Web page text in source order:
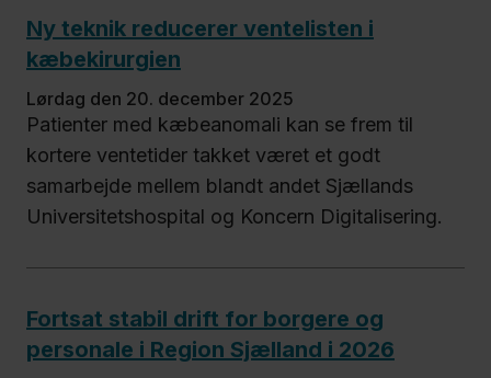
Ny teknik reducerer ventelisten i
kæbekirurgien
lørdag den 20. december 2025
Patienter med kæbeanomali kan se frem til
kortere ventetider takket været et godt
samarbejde mellem blandt andet Sjællands
Universitetshospital og Koncern Digitalisering.
Fortsat stabil drift for borgere og
personale i Region Sjælland i 2026